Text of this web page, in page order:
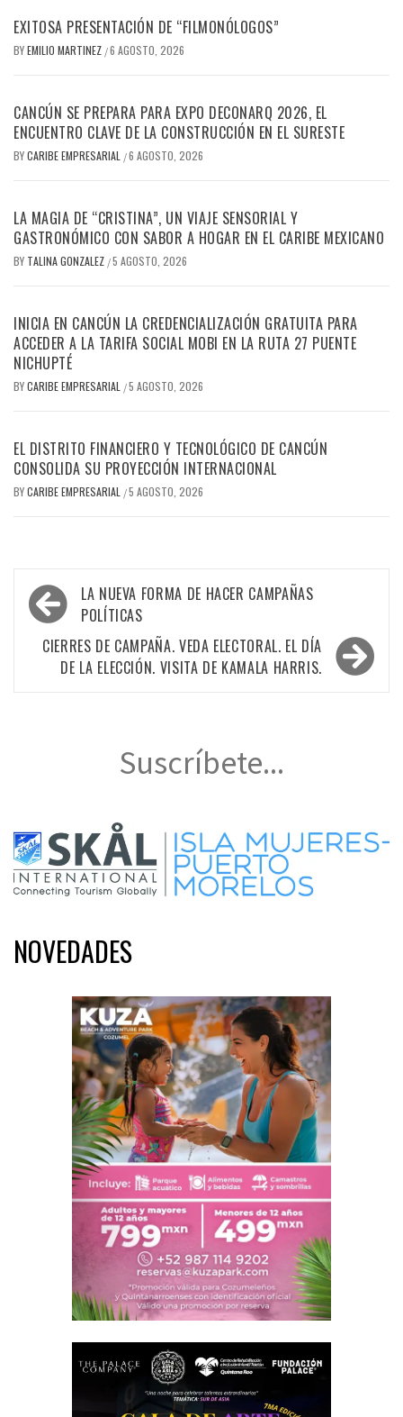
EXITOSA PRESENTACIÓN DE “FILMONÓLOGOS”
BYEMILIO MARTINEZ /6 AGOSTO, 2026
CANCÚN SE PREPARA PARA EXPO DECONARQ 2026, EL
ENCUENTRO CLAVE DE LA CONSTRUCCIÓN EN EL SURESTE
BYCARIBE EMPRESARIAL /6 AGOSTO, 2026
LA MAGIA DE “CRISTINA”, UN VIAJE SENSORIAL Y
GASTRONÓMICO CON SABOR A HOGAR EN EL CARIBE MEXICANO
BY TALINA GONZALEZ /5 AGOSTO, 2026
INICIA EN CANCÚN LA CREDENCIALIZACIÓN GRATUITA PARA
ACCEDER A LA TARIFA SOCIAL MOBI EN LA RUTA 27 PUENTE
NICHUPTÉ
BYCARIBE EMPRESARIAL /5 AGOSTO, 2026
EL DISTRITO FINANCIERO Y TECNOLÓGICO DE CANCÚN
CONSOLIDA SU PROYECCIÓN INTERNACIONAL
BYCARIBE EMPRESARIAL /5 AGOSTO, 2026
Navegación
de
entradas
LA NUEVA FORMA DE HACER CAMPAÑAS
POLÍTICAS
CIERRES DE CAMPAÑA. VEDA ELECTORAL. EL DÍA
DE LA ELECCIÓN. VISITA DE KAMALA HARRIS.
Suscríbete...
NOVEDADES